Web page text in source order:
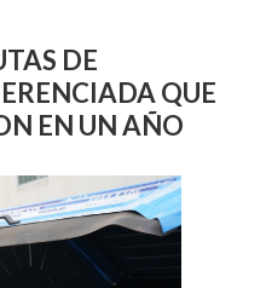
DE
QUE
EN UN AÑO